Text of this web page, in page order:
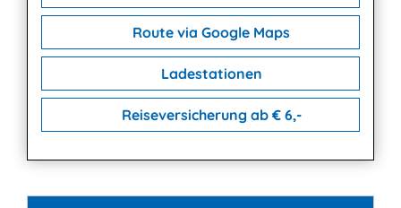
Route via Google Maps
Ladestationen
Reiseversicherung ab € 6,-